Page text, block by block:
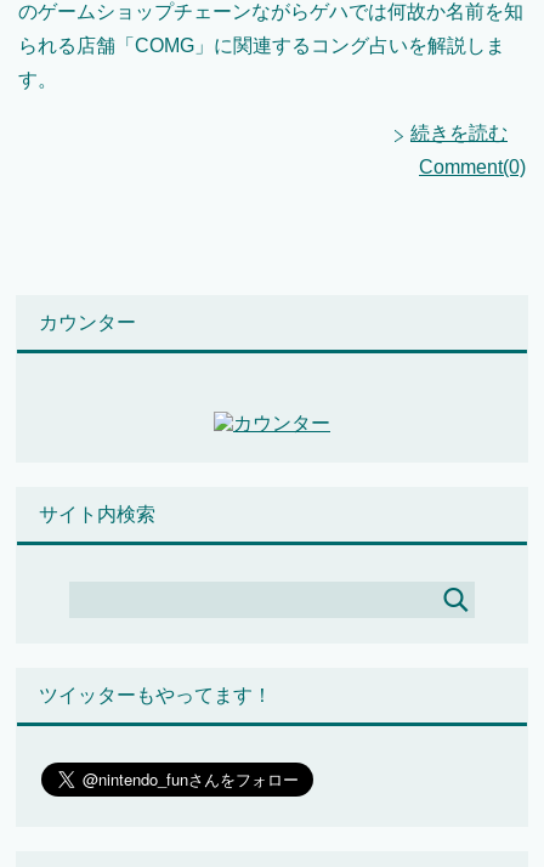
のゲームショップチェーンながらゲハでは何故か名前を知
られる店舗「COMG」に関連するコング占いを解説しま
す。
続きを読む
Comment(0)
カウンター
サイト内検索
ツイッターもやってます！